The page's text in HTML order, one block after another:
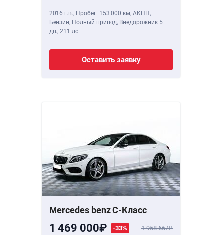
2016 г.в., Пробег: 153 000 км, АКПП,
Бензин, Полный привод, Внедорожник 5
дв., 211 лс
Оставить заявку
Mercedes benz C-Класс
1 469 000 -33% 1 958 667